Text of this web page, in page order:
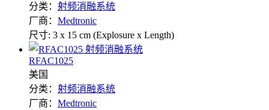
分类： 射频消融系统
厂商： Medtronic
尺寸: 3 x 15 cm (Explosure x Length)
RFAC1025
美国
分类： 射频消融系统
厂商： Medtronic